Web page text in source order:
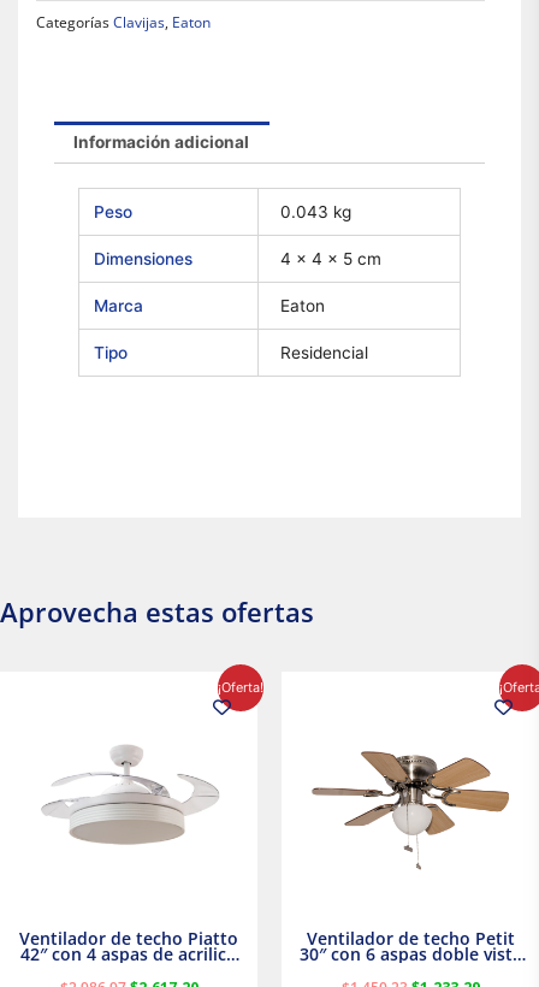
CategoríasClavijas, Eaton
Información adicional
Peso 0.043 kg
Dimensiones 4 × 4 × 5 cm
Marca Eaton
Tipo Residencial
Aprovecha estas ofertas
¡Oferta!
Ventilador de techo Piatto
42″ con 4 aspas de acrilico
transparente
$2,986.97.
precio
actual
Ventilador de techo Petit
30″ con 6 aspas doble vista
Satinado Masterfan
$1,450.23.
precio
actual